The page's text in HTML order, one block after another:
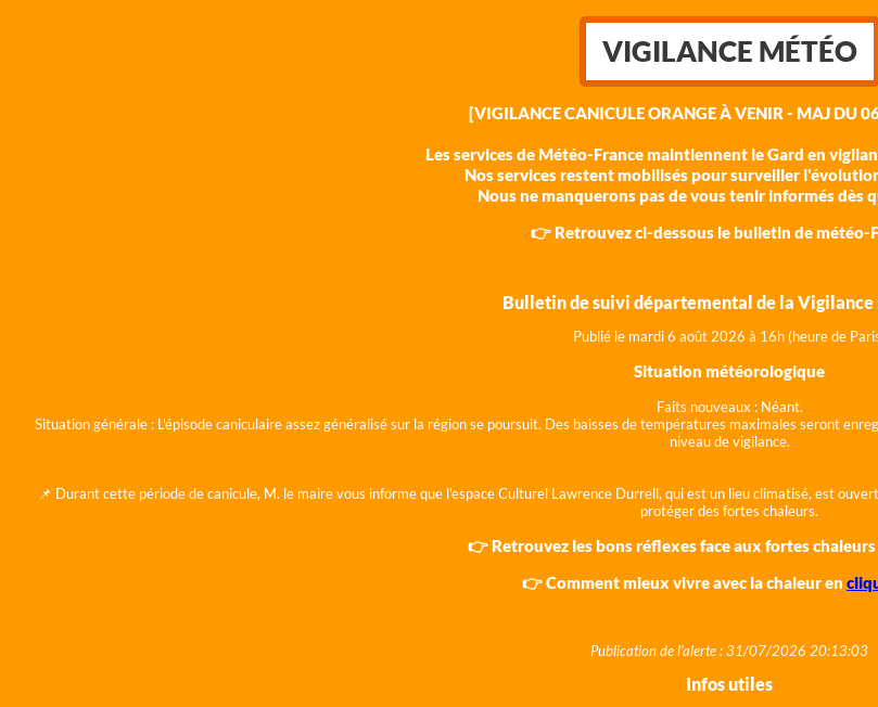
VIGILANCE MÉTÉO
[VIGILANCE CANICULE ORANGE À VENIR - MAJ DU
Les services de Météo-France maintiennent le Gard en
Nos services restent mobilisés pour surveiller
Nous ne manquerons pas de vous tenir informés dès
👉 Retrouvez ci-dessous le bulletin de météo-
Bulletin de suivi départemental de la Vigilance
Publié le mardi 6 août 2026 à 16h (heure de
Situation météorologique
Faits nouveaux : Néant.
Situation générale : L'épisode caniculaire assez généralisé sur la région se poursuit. Des baisses de températures maximales seront
niveau de vigilance.
📌 Durant cette période de canicule, M. le maire vous informe que l'espace Culturel Lawrence Durrell, qui est un lieu climatisé, est
protéger des fortes chaleurs.
👉 Retrouvez les bons réflexes face aux fortes chaleurs
👉 Comment mieux vivre avec la chaleur en
Publication de l'alerte : 31/07/2026 20:13:03
Infos utiles